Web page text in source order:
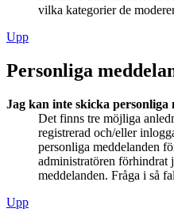
vilka kategorier de
Upp
Personliga
Jag kan inte skicka personliga
Det finns tre möjliga
registrerad och/eller
personliga meddelanden
administratören förhindrat
meddelanden. Fråga i så
Upp